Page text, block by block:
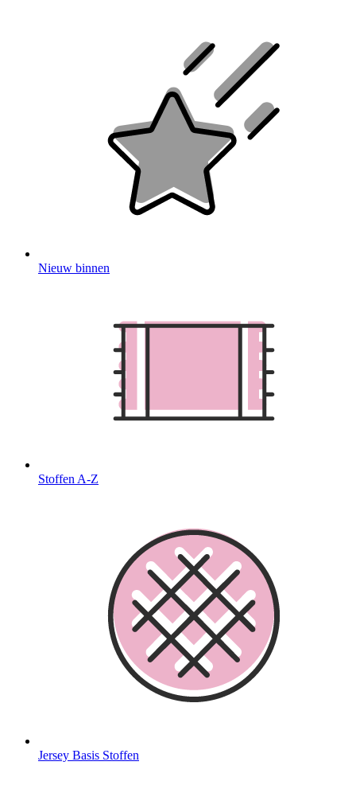
Nieuw binnen
Stoffen A-Z
Jersey Basis Stoffen